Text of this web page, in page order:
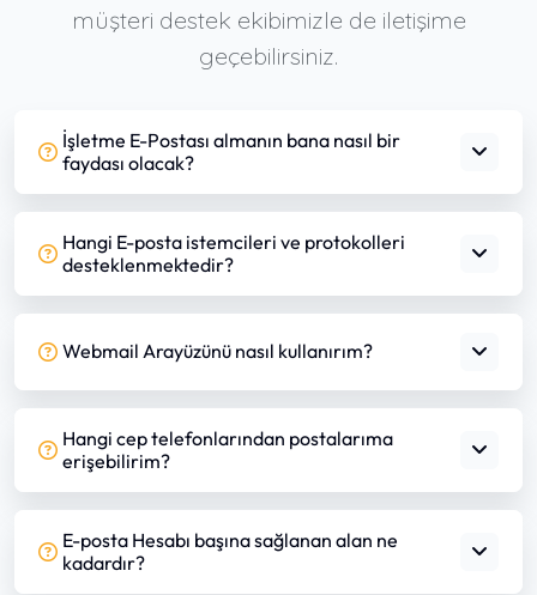
müşteri destek ekibimizle de iletişime
geçebilirsiniz.
İşletme E-Postası almanın bana nasıl bir
faydası olacak?
Hangi E-posta istemcileri ve protokolleri
desteklenmektedir?
Webmail Arayüzünü nasıl kullanırım?
Hangi cep telefonlarından postalarıma
erişebilirim?
E-posta Hesabı başına sağlanan alan ne
kadardır?